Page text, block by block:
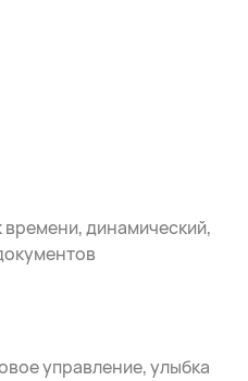
динамический,
управление, улыбка